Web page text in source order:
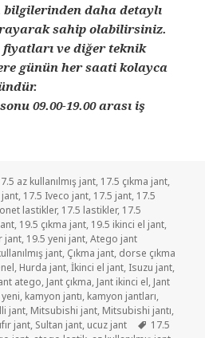
bilgilerinden daha detaylı
sahip olabilirsiniz.
ve diğer teknik
günün her saati kolayca
09.00-19.00 arası iş
az kullanılmış jant, 17.5 çıkma jant,
jant, 17.5 Iveco jant, 17.5 jant, 17.5
lastikler, 17.5 lastikler, 17.5
, 19.5 çıkma jant, 19.5 ikinci el jant,
jant, 19.5 yeni jant,Atego jant
jant, Çıkma jant, dorse çıkma
, Hurda jant,İkinci el jant, Isuzu jant,
atego, Jant çıkma, Jant ikinci el, Jant
yeni, kamyon jantı, kamyon jantları,
jant, Mitsubishi jant, Mitsubishi jantı,
jant, Sultan jant, ucuz jant Etiketler
17.5